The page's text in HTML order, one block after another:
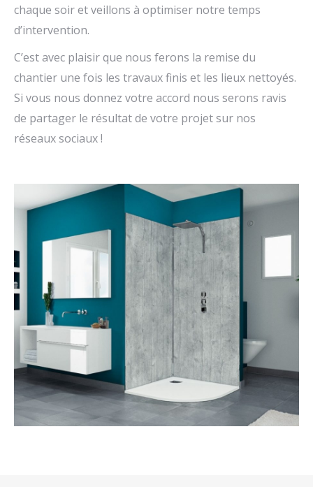
chaque soir et veillons à optimiser notre temps
d’intervention.
C’est avec plaisir que nous ferons la remise du
chantier une fois les travaux finis et les lieux nettoyés.
Si vous nous donnez votre accord nous serons ravis
de partager le résultat de votre projet sur nos
réseaux sociaux !